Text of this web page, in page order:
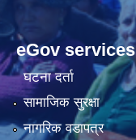
eGov services
घटना दर्ता
सामाजिक सुरक्षा
नागरिक वडापत्र